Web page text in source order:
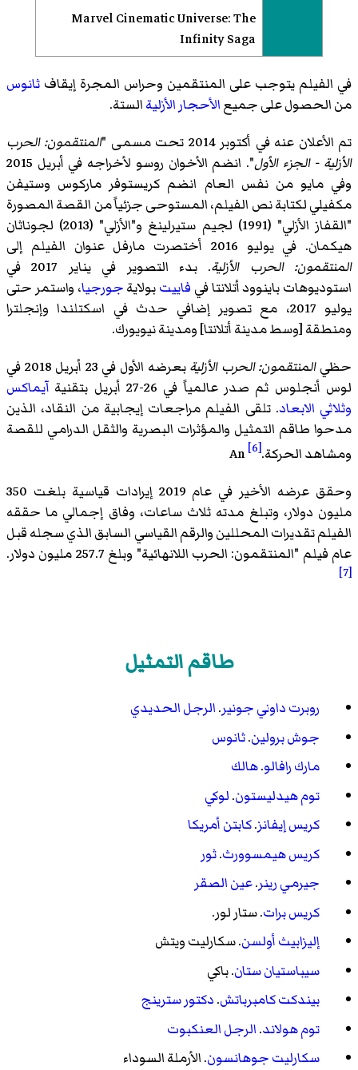
Marvel Cinematic Universe: The
Infinity Saga
في الفيلم يتوجب على المنتقمين وحراس المجرة إيقاف ثانوس
من الحصول على جميعالأحجار الأزليةالستة.
تم الأعلان عنه في أكتوبر 2014 تحت مسمى "
المنتقمون: الحرب
الأزلية - الجزء الأول
". انضم الأخوان روسو لأخراجه في أبريل 2015
وفي مايو من نفس العام انضم كريستوفر ماركوس وستيفن
مكفيلي لكتابة نص الفيلم، المستوحى جزئياً من القصة المصورة
"القفاز الأزلي" (1991) لجيم ستيرلينغ و"الأزلي" (2013) لجوناثان
هيكمان. في يوليو 2016 أختصرت مارفل عنوان الفيلم إلى
المنتقمون: الحرب الأزلية
. بدء التصوير في يناير 2017 في
استوديوهات باينوود أتلانتا في فاييتبولايةجورجيا، واستمر حتى
يوليو 2017، مع تصوير إضافي حدث في اسكتلندا وإنجلترا
ومنطقة [وسط مدينة أتلانتا] ومدينة نيويورك.
حظيالمنتقمون: الحرب الأزلية
بعرضه الأول في 23 أبريل 2018 في
لوس أنجلوس ثم صدر عالمياً في 26-27 أبريل بتقنية
آيماكس
وثلاثي الابعاد. تلقى الفيلم مراجعات إيجابية من النقاد، الذين
مدحوا طاقم التمثيل والمؤثرات البصرية والثقل الدرامي للقصة
ومشاهد الحركة.[6]
وحقق عرضه الأخير في عام 2019 إيرادات قياسية بلغت 350
مليون دولار، وتبلغ مدته ثلاث ساعات، وفاق إجمالي ما حققه
الفيلم تقديرات المحللين والرقم القياسي السابق الذي سجله قبل
عام فيلم "المنتقمون: الحرب اللانهائية" وبلغ 257.7 مليون دولار.
[7]
طاقم التمثيل
روبرت داوني جونير.الرجل الحديدي
جوش برولين.ثانوس
مارك رافالو.هالك
توم هيدليستون.لوكي
كريس إيفانز.كابتن أمريكا
كريس هيمسوورث.ثور
جيرمي رينر.عين الصقر
كريس برات. ستار لور.
إليزابيث أولسن. سكارليت ويتش
سيباستيان ستان. باكي
بيندكت كامبرباتش.دكتور سترينج
توم هولاند.الرجل العنكبوت
سكارليت جوهانسون.الأرملة السوداء